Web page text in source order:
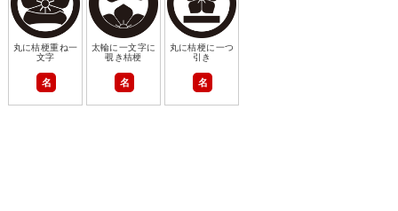
丸に桔梗重ね一
文字
名
太輪に一文字に
覗き桔梗
名
丸に桔梗に一つ
引き
名